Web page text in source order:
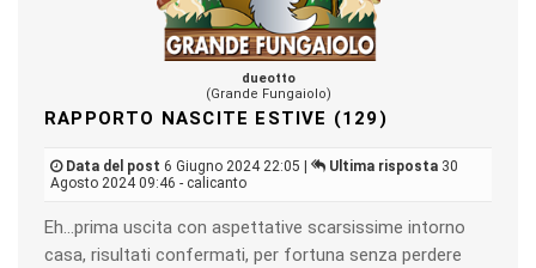
dueotto
(Grande Fungaiolo)
RAPPORTO NASCITE ESTIVE (129)
Data del post 6 Giugno 2024 22:05 | Ultima risposta 30
Agosto 2024 09:46 - calicanto
Eh…prima uscita con aspettative scarsissime intorno
casa, risultati confermati, per fortuna senza perdere